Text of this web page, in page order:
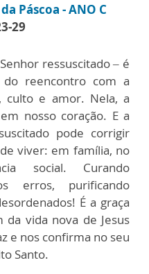
Páscoa - ANO C
29
ressuscitado – é
do reencontro com a
culto e amor. Nela, a
nosso coração. E a
pode corrigir
viver: em família, no
social. Curando
erros, purificando
É a graça
da vida nova de Jesus
e nos confirma no seu
Santo.